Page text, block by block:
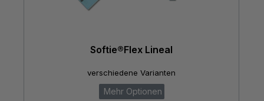
Softie®Flex Lineal
verschiedene Varianten
Mehr Optionen